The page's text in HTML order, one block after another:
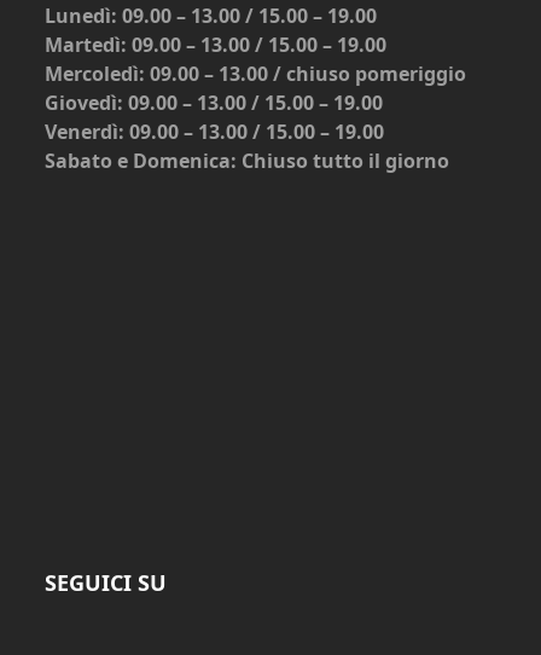
Lunedì: 09.00 – 13.00 / 15.00 – 19.00
Martedì: 09.00 – 13.00 / 15.00 – 19.00
Mercoledì: 09.00 – 13.00 / chiuso pomeriggio
Giovedì: 09.00 – 13.00 / 15.00 – 19.00
Venerdì: 09.00 – 13.00 / 15.00 – 19.00
Sabato e Domenica: Chiuso tutto il giorno
SEGUICI SU